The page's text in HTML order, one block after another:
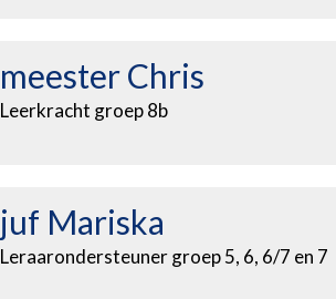
meester Chris
Leerkracht groep 8b
juf Mariska
Leraarondersteuner groep 5, 6, 6/7 en 7